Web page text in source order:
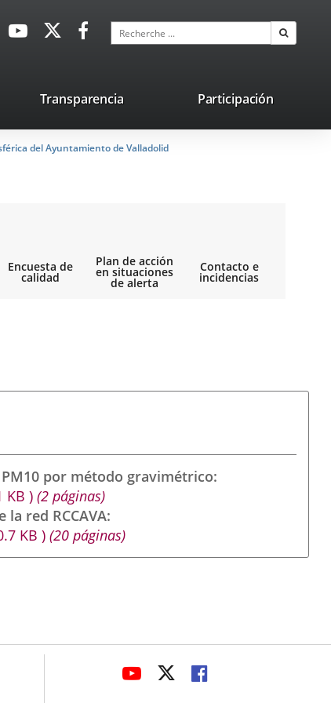
Enlace
externa.
Enlace
aplicación
externa.
Enlace
aplicación
externa.
Recherche
Transparencia Participación
del Ayuntamiento de Valladolid
Encuesta de
calidad
Plan de acción
en situaciones
de alerta
Contacto e
incidencias
por método gravimétrico
KB) (2 páginas)
red RCCAVA
KB) (20 páginas)
ENLACEENLACEENLACE